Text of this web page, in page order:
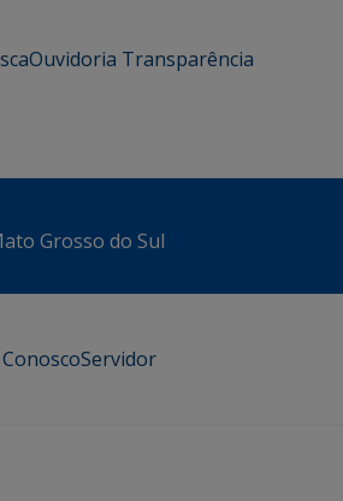
Ouvidoria Transparência
Grosso do Sul
Servidor